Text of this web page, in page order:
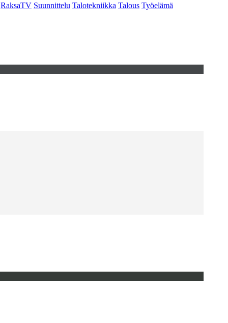
RaksaTV Suunnittelu Talotekniikka Talous Työelämä